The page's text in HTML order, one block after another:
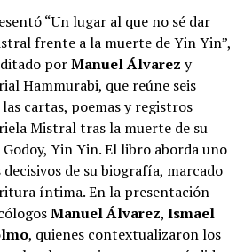
“Un lugar al que no sé dar
frente a la muerte de Yin Yin”,
porManuel Álvarez y
Hammurabi, que reúne seis
las cartas, poemas y registros
Mistral tras la muerte de su
Yin Yin. El libro aborda uno
decisivos de su biografía, marcado
íntima. En la presentación
Manuel Álvarez, Ismael
, quienes contextualizaron los